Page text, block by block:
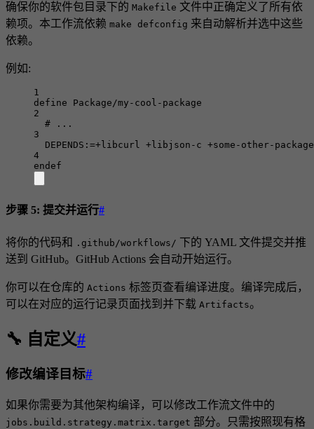
确保你的软件包目录下的 Makefile 文件中正确定义了所有依
赖项。本工作流依赖 make defconfig 来自动解析并选中这些
依赖。
例如:
1
define Package/my-cool-package
2
# ...
3
DEPENDS:=+libcurl +libjson-c +some-other-package
4
endef
步骤 5: 提交并运行#
将你的代码和 .github/workflows/ 下的 YAML 文件提交并推
送到 GitHub。GitHub Actions 会自动开始运行。
你可以在仓库的 Actions 标签页查看编译进度。编译完成后，
可以在对应的运行记录页面找到并下载 Artifacts。
🔧 自定义#
修改编译目标#
如果你需要为其他架构编译，可以修改工作流文件中的
jobs.build.strategy.matrix.target 部分。只需按照现有格